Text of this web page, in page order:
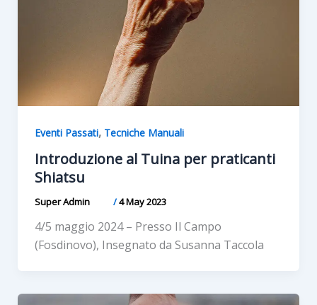
Eventi Passati, Tecniche Manuali
Introduzione al Tuina per praticanti
Shiatsu
Super Admin /4 May 2023
4/5 maggio 2024 – Presso Il Campo
(Fosdinovo), Insegnato da Susanna Taccola